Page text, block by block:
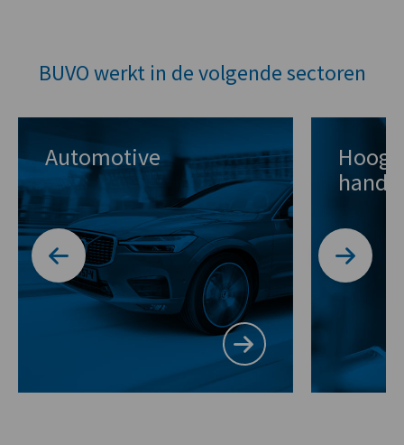
BUVO werkt in de volgende sectoren
Hoogwaardige
handgereedschappen
E-